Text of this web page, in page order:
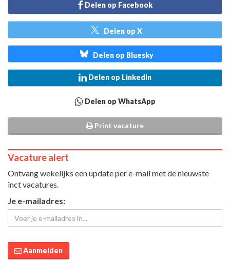
Delen op Facebook
Delen op X
Delen op Bluesky
Delen op LinkedIn
Delen op WhatsApp
Print vacature
Vacature alert
Ontvang wekelijks een update per e-mail met de nieuwste
inct vacatures.
Je e-mailadres:
Aanmelden